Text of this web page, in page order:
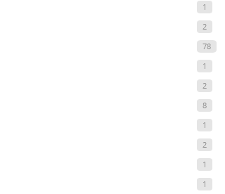
1
2
78
1
2
8
1
2
1
1